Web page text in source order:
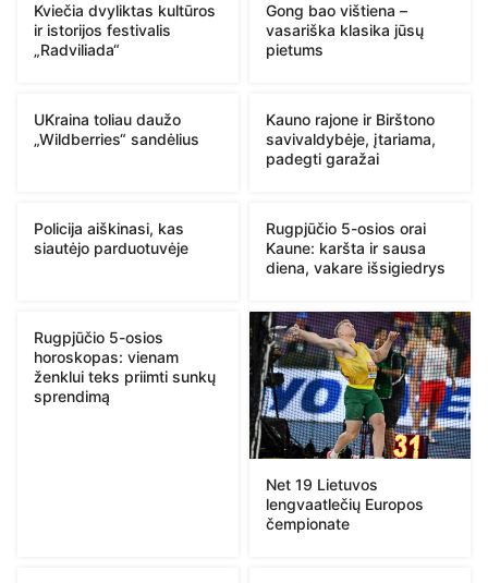
Kviečia dvyliktas kultūros
ir istorijos festivalis
„Radviliada“
Gong bao vištiena –
vasariška klasika jūsų
pietums
UKraina toliau daužo
„Wildberries“ sandėlius
Kauno rajone ir Birštono
savivaldybėje, įtariama,
padegti garažai
Policija aiškinasi, kas
siautėjo parduotuvėje
Rugpjūčio 5-osios orai
Kaune: karšta ir sausa
diena, vakare išsigiedrys
Rugpjūčio 5-osios
horoskopas: vienam
ženklui teks priimti sunkų
sprendimą
Net 19 Lietuvos
lengvaatlečių Europos
čempionate